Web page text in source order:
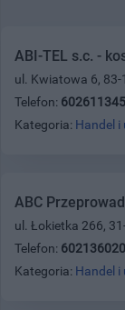
ABI-TEL s.c. -
ul. Kwiatowa 6, 83-
Telefon: 602611345
Kategoria: Handel i
ABC
ul. Łokietka 266,
Telefon: 602136020
Kategoria: Handel i